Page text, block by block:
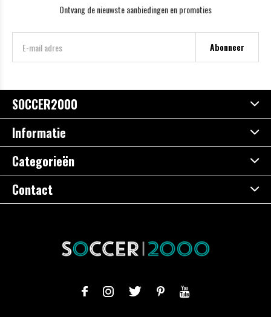
Ontvang de nieuwste aanbiedingen en promoties
Abonneer
SOCCER2000
Informatie
Categorieën
Contact